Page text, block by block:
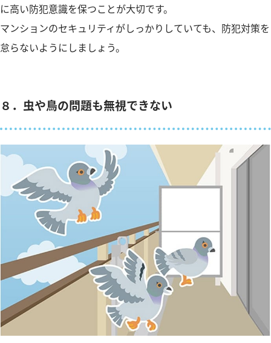
に高い防犯意識を保つことが大切です。
マンションのセキュリティがしっかりしていても、防犯対策を
怠らないようにしましょう。
８．虫や鳥の問題も無視できない